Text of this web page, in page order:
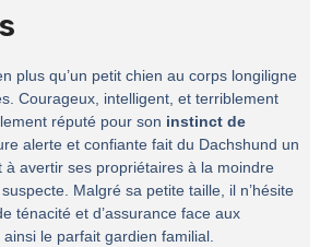
plus qu’un petit chien au corps longiligne
Courageux, intelligent, et terriblement
réputé pour son instinct de
alerte et confiante fait du Dachshund un
à avertir ses propriétaires à la moindre
Malgré sa petite taille, il n’hésite
ténacité et d’assurance face aux
le parfait gardien familial.